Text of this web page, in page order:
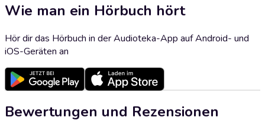
Wie man ein Hörbuch hört
Hör dir das Hörbuch in der Audioteka-App auf Android- und
iOS-Geräten an
Bewertungen und Rezensionen